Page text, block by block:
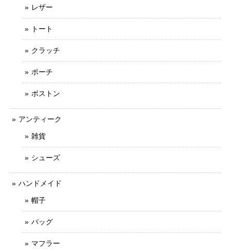
レザー
トート
クラッチ
ポーチ
ボストン
アンティーク
雑貨
シューズ
ハンドメイド
帽子
バッグ
マフラー